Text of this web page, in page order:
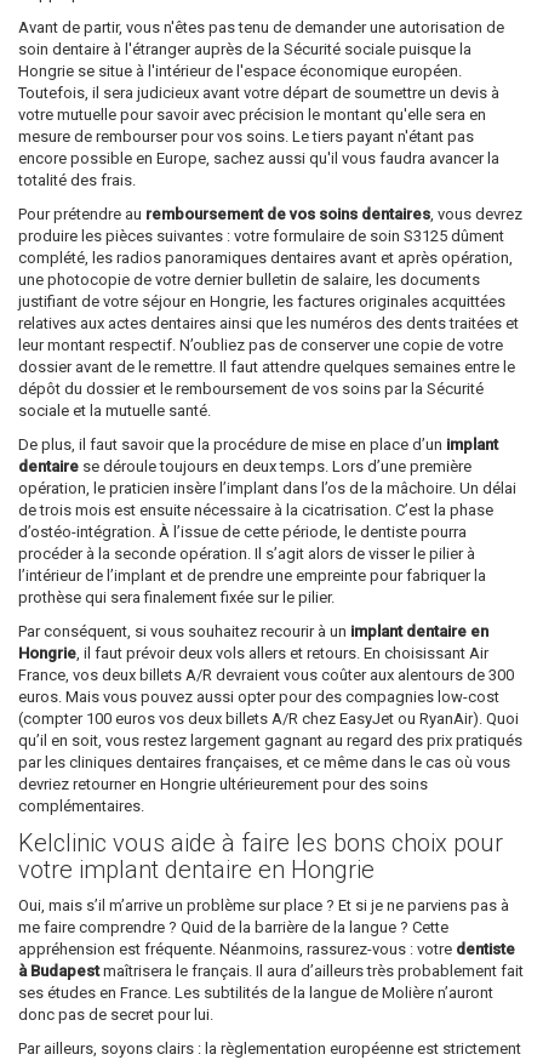
Avant de partir, vous n'êtes pas tenu de demander une autorisation de
soin dentaire à l'étranger auprès de la Sécurité sociale puisque la
Hongrie se situe à l'intérieur de l'espace économique européen.
Toutefois, il sera judicieux avant votre départ de soumettre un devis à
votre mutuelle pour savoir avec précision le montant qu'elle sera en
mesure de rembourser pour vos soins. Le tiers payant n'étant pas
encore possible en Europe, sachez aussi qu'il vous faudra avancer la
totalité des frais.
Pour prétendre au remboursement de vos soins dentaires, vous devrez
produire les pièces suivantes : votre formulaire de soin S3125 dûment
complété, les radios panoramiques dentaires avant et après opération,
une photocopie de votre dernier bulletin de salaire, les documents
justifiant de votre séjour en Hongrie, les factures originales acquittées
relatives aux actes dentaires ainsi que les numéros des dents traitées et
leur montant respectif. N’oubliez pas de conserver une copie de votre
dossier avant de le remettre. Il faut attendre quelques semaines entre le
dépôt du dossier et le remboursement de vos soins par la Sécurité
sociale et la mutuelle santé.
De plus, il faut savoir que la procédure de mise en place d’un implant
dentaire se déroule toujours en deux temps. Lors d’une première
opération, le praticien insère l’implant dans l’os de la mâchoire. Un délai
de trois mois est ensuite nécessaire à la cicatrisation. C’est la phase
d’ostéo-intégration. À l’issue de cette période, le dentiste pourra
procéder à la seconde opération. Il s’agit alors de visser le pilier à
l’intérieur de l’implant et de prendre une empreinte pour fabriquer la
prothèse qui sera finalement fixée sur le pilier.
Par conséquent, si vous souhaitez recourir à un implant dentaire en
Hongrie, il faut prévoir deux vols allers et retours. En choisissant Air
France, vos deux billets A/R devraient vous coûter aux alentours de 300
euros. Mais vous pouvez aussi opter pour des compagnies low-cost
(compter 100 euros vos deux billets A/R chez EasyJet ou RyanAir). Quoi
qu’il en soit, vous restez largement gagnant au regard des prix pratiqués
par les cliniques dentaires françaises, et ce même dans le cas où vous
devriez retourner en Hongrie ultérieurement pour des soins
complémentaires.
Kelclinic vous aide à faire les bons choix pour
votre implant dentaire en Hongrie
Oui, mais s’il m’arrive un problème sur place ? Et si je ne parviens pas à
me faire comprendre ? Quid de la barrière de la langue ? Cette
appréhension est fréquente. Néanmoins, rassurez-vous : votre dentiste
à Budapestmaîtrisera le français. Il aura d’ailleurs très probablement fait
ses études en France. Les subtilités de la langue de Molière n’auront
donc pas de secret pour lui.
Par ailleurs, soyons clairs : la règlementation européenne est strictement